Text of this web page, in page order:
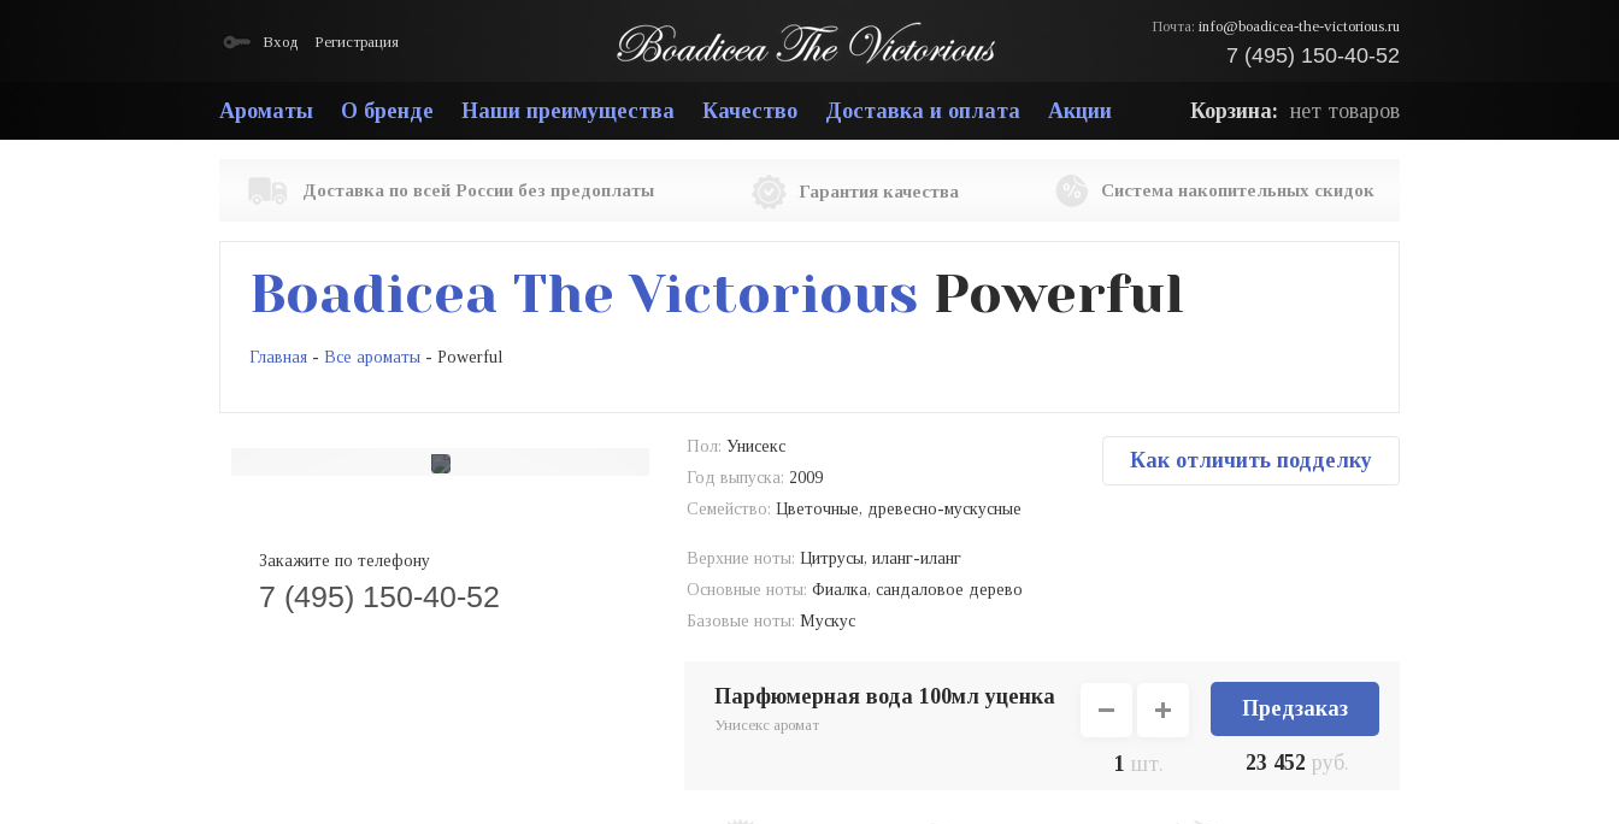
Вход Регистрация
Почта: info@boadicea-the-victorious.ru
7 (495) 150-40-52
Ароматы О бренде Наши преимущества Качество Доставка и оплата Акции Корзина: нет товаров
Доставка по всей России без предоплаты Гарантия качества Система накопительных скидок
Boadicea The Victorious Powerful
Главная - Все ароматы - Powerful
Закажите по телефону
7 (495) 150-40-52
Как отличить подделку
Пол: Унисекс
Год выпуска: 2009
Семейство: Цветочные, древесно-мускусные
Верхние ноты: Цитрусы, иланг-иланг
Основные ноты: Фиалка, сандаловое дерево
Базовые ноты: Мускус
парфюмерная вода 100мл уценка
Унисекс аромат
1 шт.
Предзаказ
23 452 руб.